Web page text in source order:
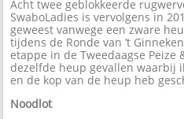
Acht twee geblokkeerde
SwaboLadies is vervolgens in
geweest vanwege een zware
tijdens de Ronde van ’t
etappe in de Tweedaagse Peize
dezelfde heup gevallen waarbij
en de kop van de heup heb
Noodlot